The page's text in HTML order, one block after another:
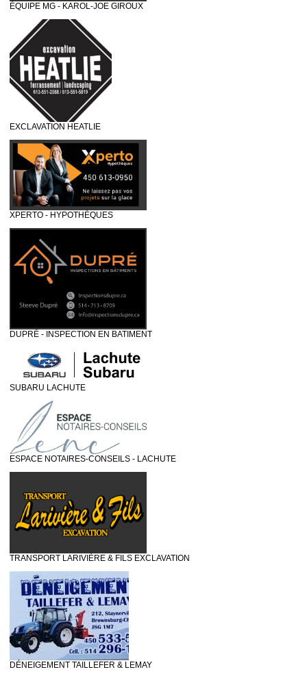
ÉQUIPE MG - KAROL-JOE GIROUX
EXCLAVATION HEATLIE
XPERTO - HYPOTHÈQUES
DUPRÉ - INSPECTION EN BATIMENT
SUBARU LACHUTE
ESPACE NOTAIRES-CONSEILS - LACHUTE
TRANSPORT LARIVIÈRE & FILS EXCLAVATION
DÉNEIGEMENT TAILLEFER & LEMAY